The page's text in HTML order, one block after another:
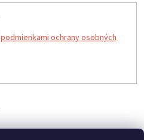
podmienkami ochrany osobných